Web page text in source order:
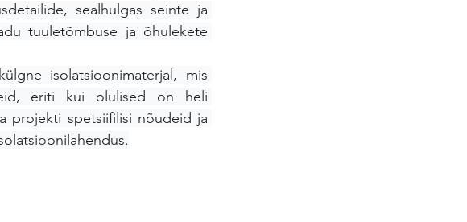
sealhulgas seinte ja
tuuletõmbuse ja õhulekete
isolatsioonimaterjal, mis
eriti kui olulised on heli
projekti spetsiifilisi nõudeid ja